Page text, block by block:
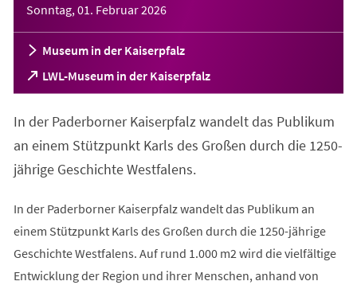
Sonntag, 01. Februar 2026
Museum in der Kaiserpfalz
LWL-Museum in der Kaiserpfalz
(Öffnet
in
neuen
Tab)
In der Paderborner Kaiserpfalz wandelt das Publikum
an einem Stützpunkt Karls des Großen durch die 1250-
jährige Geschichte Westfalens.
In der Paderborner Kaiserpfalz wandelt das Publikum an
einem Stützpunkt Karls des Großen durch die 1250-jährige
Geschichte Westfalens. Auf rund 1.000 m2 wird die vielfältige
Entwicklung der Region und ihrer Menschen, anhand von